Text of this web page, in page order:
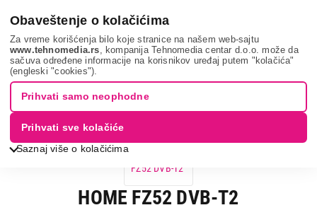
Obaveštenje o kolačićima
Za vreme korišćenja bilo koje stranice na našem web-sajtu
www.tehnomedia.rs , kompanija Tehnomedia centar d.o.o. može da
sačuva određene informacije na korisnikov uređaj putem "kolačića"
(engleski "cookies").
Saznaj više o kolačićima
Prihvati samo neophodne
Prihvati sve kolačiće
Home fz52 dvb-t...
HOME FZ52 DVB-T2